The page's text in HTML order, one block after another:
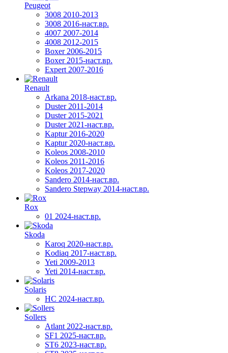
Peugeot
3008 2010-2013
3008 2016-наст.вр.
4007 2007-2014
4008 2012-2015
Boxer 2006-2015
Boxer 2015-наст.вр.
Expert 2007-2016
Renault
Arkana 2018-наст.вр.
Duster 2011-2014
Duster 2015-2021
Duster 2021-наст.вр.
Kaptur 2016-2020
Kaptur 2020-наст.вр.
Koleos 2008-2010
Koleos 2011-2016
Koleos 2017-2020
Sandero 2014-наст.вр.
Sandero Stepway 2014-наст.вр.
Rox
01 2024-наст.вр.
Skoda
Karoq 2020-наст.вр.
Kodiaq 2017-наст.вр.
Yeti 2009-2013
Yeti 2014-наст.вр.
Solaris
HC 2024-наст.вр.
Sollers
Atlant 2022-наст.вр.
SF1 2025-наст.вр.
ST6 2023-наст.вр.